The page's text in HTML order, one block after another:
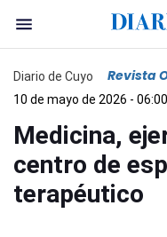
Diario de Cuyo Revista
10 de mayo de 2026 - 06:00
Medicina,
centro de
terapéutico